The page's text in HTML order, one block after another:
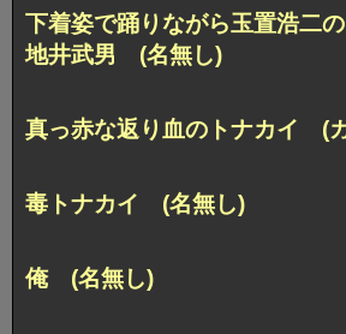
下着姿で踊りながら玉置浩二
地井武男 (名無し)
真っ赤な返り血のトナカイ (
毒トナカイ (名無し)
俺 (名無し)